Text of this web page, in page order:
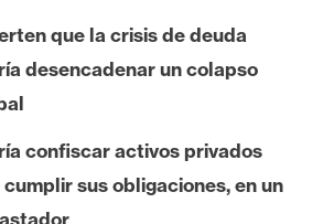
que la crisis de deuda
desencadenar un colapso
confiscar activos privados
sus obligaciones, en un